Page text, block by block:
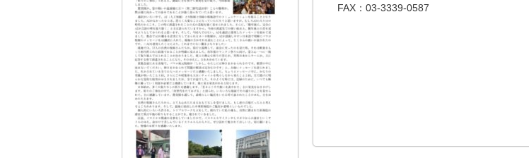
FAX：03-3339-0587